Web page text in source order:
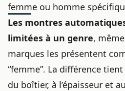
femme ou homme
Les montres
limitées à un genre,
marques les présentent
“femme”. La différence
du boîtier, à l’épaisseur et